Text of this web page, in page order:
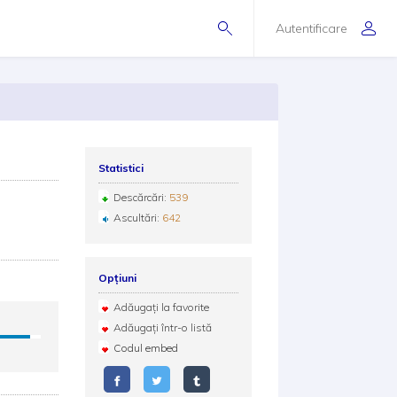
Autentificare
Statistici
Descărcări: 539
Ascultări: 642
Opțiuni
Adăugați la favorite
Adăugați într-o listă
Codul embed